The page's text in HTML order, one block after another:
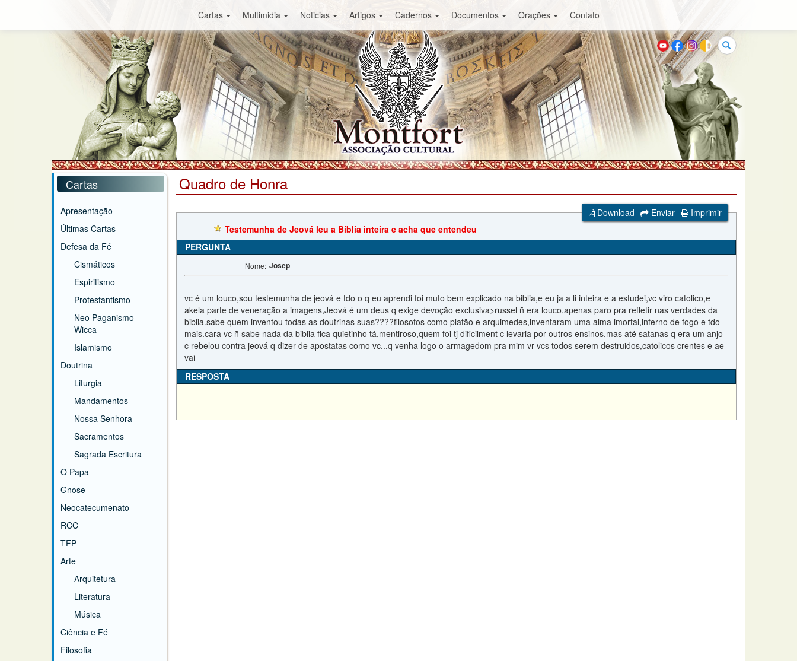
Cartas Multimidia Noticias Artigos Cadernos Documentos Orações Contato
Buscar
Cartas
Apresentação
Últimas Cartas
Defesa da Fé
Cismáticos
Espiritismo
Protestantismo
Neo Paganismo -
Wicca
Islamismo
Doutrina
Liturgia
Mandamentos
Nossa Senhora
Sacramentos
Sagrada Escritura
O Papa
Gnose
Neocatecumenato
RCC
TFP
Arte
Arquitetura
Literatura
Música
Ciência e Fé
Filosofia
Quadro de Honra
Download Enviar
Imprimir
Testemunha de Jeová leu a Bíblia inteira e acha que entendeu
PERGUNTA
Nome: Josep
vc é um louco,sou testemunha de jeová e tdo o q eu aprendi foi muto bem explicado na biblia,e eu ja a li inteira e a estudei,vc viro catolico,e
akela parte de veneração a imagens,Jeová é um deus q exige devoção exclusiva>russel ñ era louco,apenas paro pra refletir nas verdades da
biblia.sabe quem inventou todas as doutrinas suas????filosofos como platão e arquimedes,inventaram uma alma imortal,inferno de fogo e tdo
mais.cara vc ñ sabe nada da biblia fica quietinho tá,mentiroso,quem foi tj dificilment c levaria por outros ensinos,mas até satanas q era um anjo
c rebelou contra jeová q dizer de apostatas como vc...q venha logo o armagedom pra mim vr vcs todos serem destruidos,catolicos crentes e ae
vai
RESPOSTA